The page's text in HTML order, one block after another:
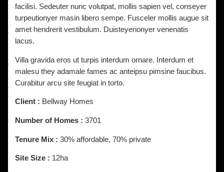
facilisi. Sedeuter nunc volutpat, mollis sapien vel, conseyer
turpeutionyer masin libero sempe. Fusceler mollis augue sit
amet hendrerit vestibulum. Duisteyerionyer venenatis
lacus.
Villa gravida eros ut turpis interdum ornare. Interdum et
malesu they adamale fames ac anteipsu pimsine faucibus.
Curabitur arcu site feugiat in torto.
Client : Bellway Homes
Number of Homes :3701
Tenure Mix :30% affordable, 70% private
Site Size : 12ha